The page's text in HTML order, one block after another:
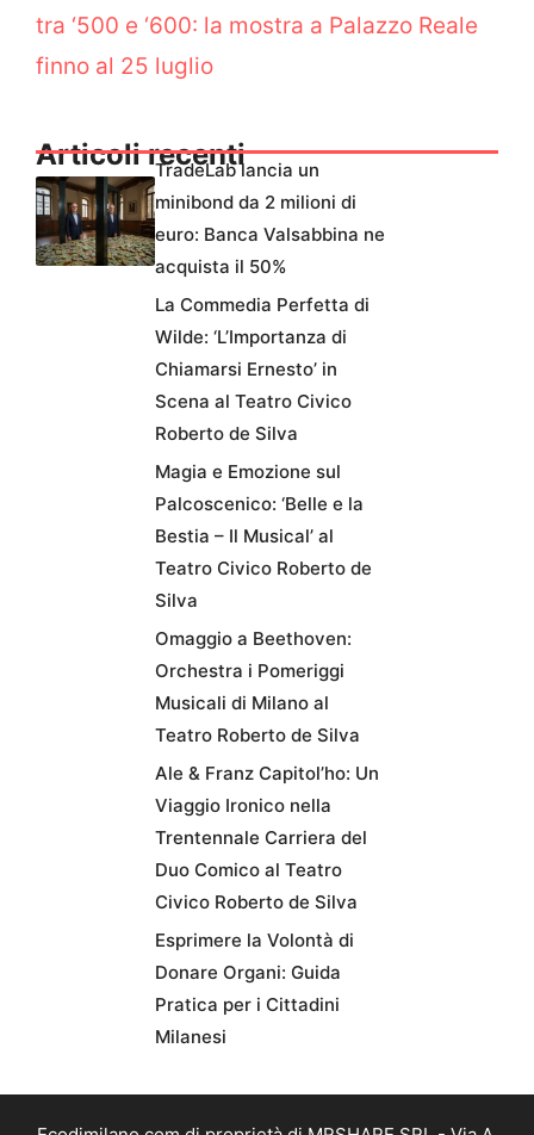
tra ‘500 e ‘600: la mostra a Palazzo Reale
finno al 25 luglio
Articoli recenti
TradeLab lancia un
minibond da 2 milioni di
euro: Banca Valsabbina ne
acquista il 50%
La Commedia Perfetta di
Wilde: ‘L’Importanza di
Chiamarsi Ernesto’ in
Scena al Teatro Civico
Roberto de Silva
Magia e Emozione sul
Palcoscenico: ‘Belle e la
Bestia – Il Musical’ al
Teatro Civico Roberto de
Silva
Omaggio a Beethoven:
Orchestra i Pomeriggi
Musicali di Milano al
Teatro Roberto de Silva
Ale & Franz Capitol’ho: Un
Viaggio Ironico nella
Trentennale Carriera del
Duo Comico al Teatro
Civico Roberto de Silva
Esprimere la Volontà di
Donare Organi: Guida
Pratica per i Cittadini
Milanesi